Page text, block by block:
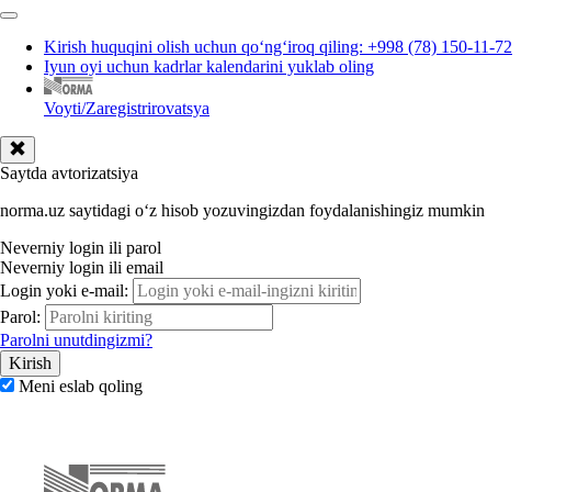
Kirish huquqini olish uchun qoʻngʻiroq qiling: +998 (78) 150-11-72
Iyun oyi uchun kadrlar kalendarini yuklab oling
Voyti/Zaregistrirovatsya
Saytda avtorizatsiya
norma.uz saytidagi oʻz hisob yozuvingizdan foydalanishingiz mumkin
Neverniy login ili parol
Neverniy login ili email
Login yoki e-mail:
Parol:
Parolni unutdingizmi?
Meni eslab qoling